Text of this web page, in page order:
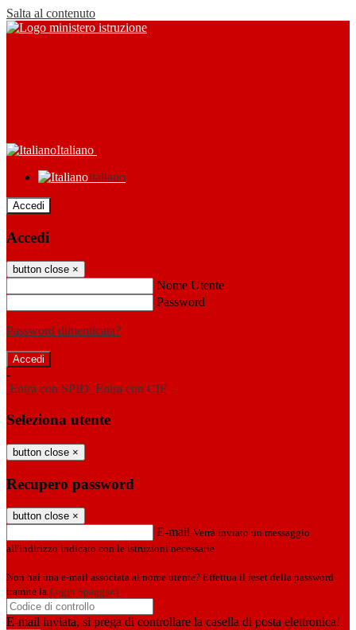
Salta al contenuto
Italiano
Italiano
Accedi
Accedi
button close ×
Nome Utente
Password
Password dimenticata?
-
Entra con SPID Entra con CIE
Seleziona utente
button close ×
Recupero password
button close ×
E-mail Verrà inviato un messaggio
all'indirizzo indicato con le istruzioni necessarie.
Non hai una e-mail associata al nome utente? Effettua il reset della password
tramite la Login Spaggiari
E-mail inviata, si prega di controllare la casella di posta elettronica!